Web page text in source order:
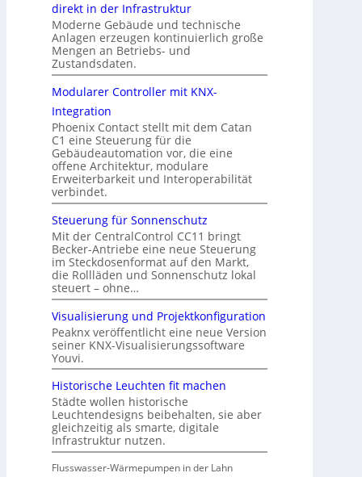
direkt in der Infrastruktur
Moderne Gebäude und technische
Anlagen erzeugen kontinuierlich große
Mengen an Betriebs- und
Zustandsdaten.
Modularer Controller mit KNX-
Integration
Phoenix Contact stellt mit dem Catan
C1 eine Steuerung für die
Gebäudeautomation vor, die eine
offene Architektur, modulare
Erweiterbarkeit und Interoperabilität
verbindet.
Steuerung für Sonnenschutz
Mit der CentralControl CC11 bringt
Becker-Antriebe eine neue Steuerung
im Steckdosenformat auf den Markt,
die Rollläden und Sonnenschutz lokal
steuert – ohne…
Visualisierung und Projektkonfiguration
Peaknx veröffentlicht eine neue Version
seiner KNX-Visualisierungssoftware
Youvi.
Historische Leuchten fit machen
Städte wollen historische
Leuchtendesigns beibehalten, sie aber
gleichzeitig als smarte, digitale
Infrastruktur nutzen.
Flusswasser-Wärmepumpen in der Lahn